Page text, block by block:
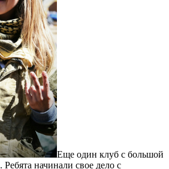
Еще один клуб с большой
. Ребята начинали свое дело с